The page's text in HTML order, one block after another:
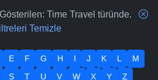
Time Travel türünde.
Temizle
E F G H I J K L
M
S T U V W X Y Z